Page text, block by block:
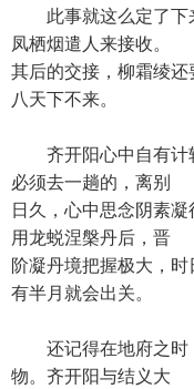
此事就这么定了下
凤栖烟遣人来接收。
其后的交接，柳霜绫
八天下不来。
齐开阳心中自有计
必须去一趟的，离别
日久，心中思念阴素
用龙蜕涅槃丹后，晋
阶凝丹境把握极大，
有半月就会出关。
还记得在地府之时
物。齐开阳与结义大